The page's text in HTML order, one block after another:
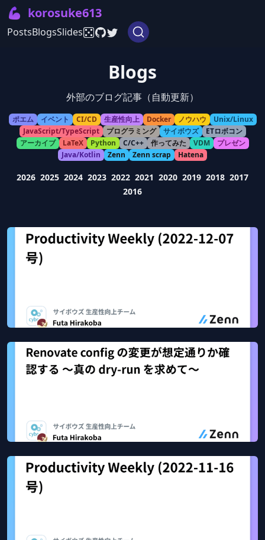
💪 korosuke613
PostsBlogsSlides
Blogs
外部のブログ記事（自動更新）
ポエム イベント CI/CD 生産性向上 Docker ノウハウ
Unix/Linux
JavaScript/TypeScript
プログラミング サイボウズ
ETロボコン
アーカイブ
LaTeX Python C/C++ 作ってみた VDM
プレゼン
Java/Kotlin
Zenn Zenn scrap Hatena
2026 2025 2024 2023 2022 2021 2020 2019 2018 2017
2016
Dec 31, 2022 48views
Zenn
dry-run を求めて〜
Dec 23, 2022 4713views
Zenn